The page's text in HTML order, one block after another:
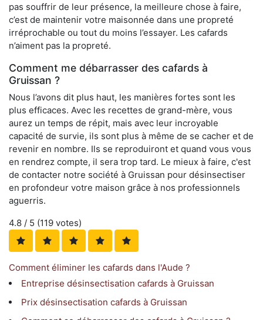
pas souffrir de leur présence, la meilleure chose à faire,
c’est de maintenir votre maisonnée dans une propreté
irréprochable ou tout du moins l’essayer. Les cafards
n’aiment pas la propreté.
Comment me débarrasser des cafards à
Gruissan ?
Nous l’avons dit plus haut, les manières fortes sont les
plus efficaces. Avec les recettes de grand-mère, vous
aurez un temps de répit, mais avec leur incroyable
capacité de survie, ils sont plus à même de se cacher et de
revenir en nombre. Ils se reproduiront et quand vous vous
en rendrez compte, il sera trop tard. Le mieux à faire, c'est
de contacter notre société à Gruissan pour désinsectiser
en profondeur votre maison grâce à nos professionnels
aguerris.
4.8 / 5 (119 votes)
Comment éliminer les cafards dans l'Aude ?
Entreprise désinsectisation cafards à Gruissan
Prix désinsectisation cafards à Gruissan